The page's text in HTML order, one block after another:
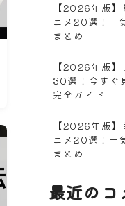
【2026年版
ニメ20選！一
まとめ
【2026年版
30選！今すぐ
完全ガイド
【2026年版
ニメ20選！一
まとめ
最近のコ